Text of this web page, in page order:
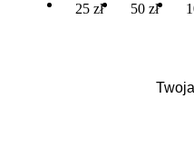
25 zł 50 zł